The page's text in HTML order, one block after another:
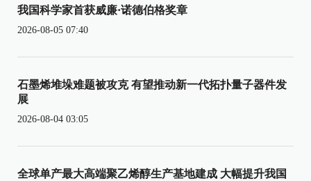
我国科学家首获威廉·诺德伯格奖章
2026-08-05 07:40
石墨烯堆垛难题被攻克 有望推动新一代拓扑量子器件发
展
2026-08-04 03:05
全球单产最大高端聚乙烯醇生产基地建成 大幅提升我国